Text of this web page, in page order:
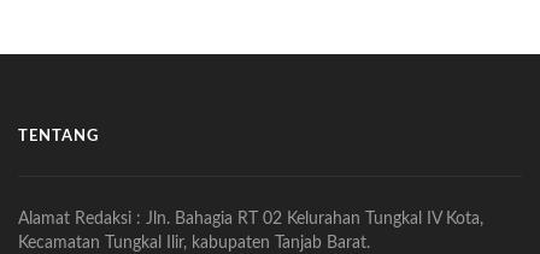
TENTANG
Alamat Redaksi : Jln. Bahagia RT 02 Kelurahan Tungkal IV Kota,
Kecamatan Tungkal Ilir, kabupaten Tanjab Barat.